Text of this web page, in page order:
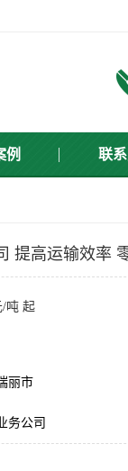
例 联
提高运输效率
/吨 起
丽市
务公司